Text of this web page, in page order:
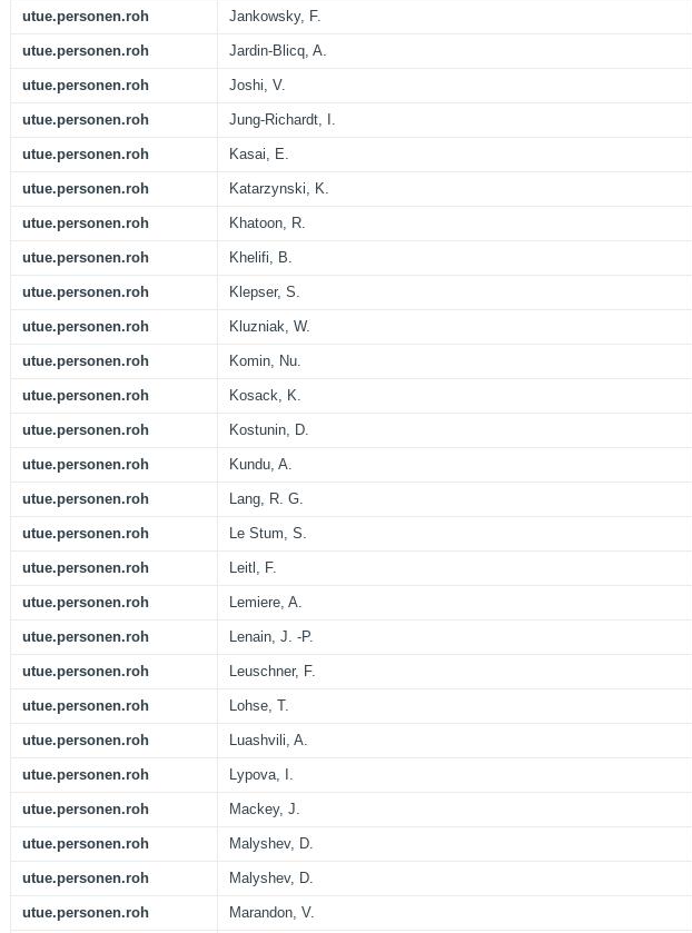
utue.personen.roh Jankowsky, F.
utue.personen.roh Jardin-Blicq, A.
utue.personen.roh Joshi, V.
utue.personen.roh Jung-Richardt, I.
utue.personen.roh Kasai, E.
utue.personen.roh Katarzynski, K.
utue.personen.roh Khatoon, R.
utue.personen.roh Khelifi, B.
utue.personen.roh Klepser, S.
utue.personen.roh Kluzniak, W.
utue.personen.roh Komin, Nu.
utue.personen.roh Kosack, K.
utue.personen.roh Kostunin, D.
utue.personen.roh Kundu, A.
utue.personen.roh Lang, R. G.
utue.personen.roh Le Stum, S.
utue.personen.roh Leitl, F.
utue.personen.roh Lemiere, A.
utue.personen.roh Lenain, J. -P.
utue.personen.roh Leuschner, F.
utue.personen.roh Lohse, T.
utue.personen.roh Luashvili, A.
utue.personen.roh Lypova, I.
utue.personen.roh Mackey, J.
utue.personen.roh Malyshev, D.
utue.personen.roh Malyshev, D.
utue.personen.roh Marandon, V.